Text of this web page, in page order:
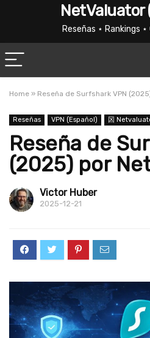
NetValuator
Reseñas ⋆ Rankings
Home » Reseña de Surfshark VPN
Reseñas VPN (Español) 龱
Reseña de
(2025) por
Victor Huber
2025-12-21